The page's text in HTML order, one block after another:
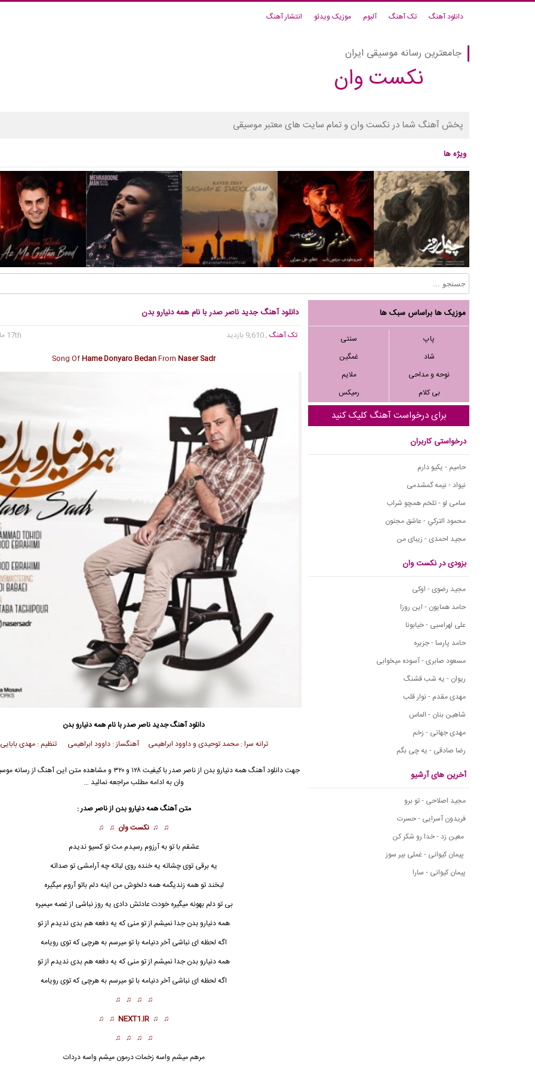
دانلود آهنگ تک آهنگ آلبوم موزیک ویدئو انتشار آهنگ
جامعترین رسانه موسیقی ایران
نکست وان
پخش آهنگ شما در نکست وان و تمام سایت های معتبر موسیقی
ویژه ها
موزیک ها براساس سبک ها
پاپ
سنتی
شاد
غمگین
نوحه و مداحی
ملایم
بی کلام
رمیکس
برای درخواست آهنگ کلیک کنید
درخواستی کاربران
حامیم - یکیو دارم
نیواد - نیمه گمشدمی
سامی لو - تلخم همچو شراب
محمود التركي - عاشق مجنون
مجید احمدی - زیبای من
بزودی در نکست وان
مجید رضوی - اوکی
حامد همایون - این روزا
علی لهراسبی - خیابونا
حامد پارسا - جزیره
مسعود صابری - آسوده میخوابی
ریوان - یه شب قشنگ
مهدی مقدم - نوار قلب
شاهین بنان - الماس
مهدی جهانی - زخم
رضا صادقی - یه چی بگم
آخرین های آرشیو
مجید اصلاحی - تو برو
فریدون آسرایی - حسرت
معین زد - خدا رو شکر کن
پیمان کیوانی - غملی بیر سوز
پیمان کیوانی - سارا
دانلود آهنگ جدید ناصر صدر با نام همه دنیارو بدن
تک آهنگ, 9,610 بازدید
17th مارس 2017
Song OfHame Donyaro BedanFromNaser Sadr
دانلود آهنگ جدیدناصر صدربا نام همه دنیارو بدن
ترانه سرا : محمد توحیدی و داوود ابراهیمی آهنگساز : داوود ابراهیمی تنظیم : مهدی بابایی
جهت دانلود آهنگ همه دنیارو بدن ازناصر صدر
با کیفیت ۱۲۸ و ۳۲۰ و مشاهده متن این آهنگ از
وان به ادامه مطلب مراجعه نمائید …
متن آهنگ همه دنیارو بدن ازناصر صدر:
♫ ♫ نکست وان ♫ ♫
عشقم با تو به آرزوم رسیدم مث تو کسیو ندیدم
یه برقی توی چشاته یه خنده روی لباته چه آرامشی تو صداته
لبخند تو همه زندیگمه همه دلخوش من اینه دلم باتو آروم میگیره
بی تو دلم بهونه میگیره خودت عادتش دادی یه روز نباشی از غصه میمیره
همهدنیارو بدن جدا نمیشم از تو منی که یه دفعه هم بدی ندیدم از تو
اگه لحظه ای نباشی آخر دنیامه با تو میرسم به هرچی که توی رویامه
همه دنیارو بدن جدا نمیشم از تو منی که یه دفعه هم بدی ندیدم از تو
اگه لحظه ای نباشی آخر دنیامه با تو میرسم به هرچی که توی رویامه
♫ ♫ ♫ ♫
♫ ♫
NEXT1.IR
♫ ♫
♫ ♫ ♫ ♫
مرهم میشم واسه زخمات درمون میشم واسه دردات